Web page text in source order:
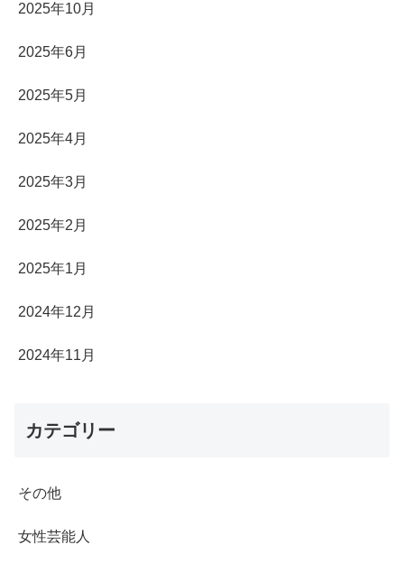
2025年10月
2025年6月
2025年5月
2025年4月
2025年3月
2025年2月
2025年1月
2024年12月
2024年11月
カテゴリー
その他
女性芸能人